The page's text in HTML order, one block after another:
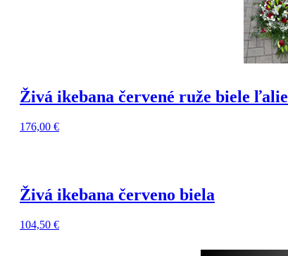
Živá ikebana červené ruže biele ľalie
176,00 €
Živá ikebana červeno biela
104,50 €